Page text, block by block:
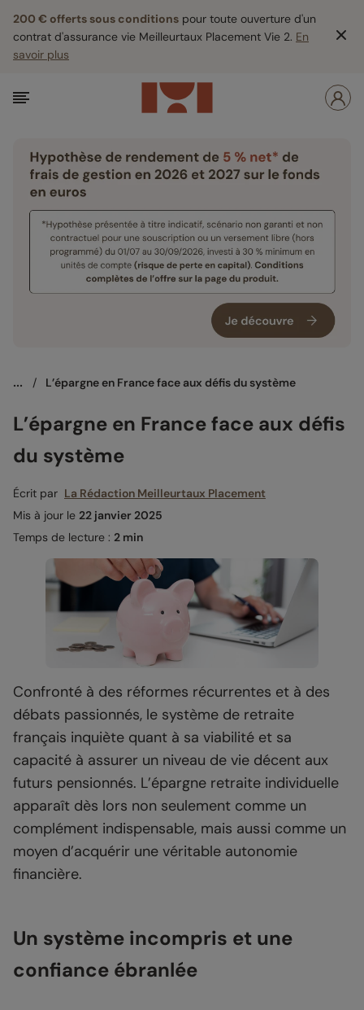
200 € offerts sous conditions pour toute ouverture d'un
contrat d'assurance vie Meilleurtaux Placement Vie 2. En
savoir plus
... / L’épargne en France face aux défis du système
L’épargne en France face aux défis
du système
Écrit par La Rédaction Meilleurtaux Placement
Mis à jour le 22 janvier 2025
Temps de lecture : 2 min
Confronté à des réformes récurrentes et à des
débats passionnés, le système de retraite
français inquiète quant à sa viabilité et sa
capacité à assurer un niveau de vie décent aux
futurs pensionnés. L’épargne retraite individuelle
apparaît dès lors non seulement comme un
complément indispensable, mais aussi comme un
moyen d’acquérir une véritable autonomie
financière.
Un système incompris et une
confiance ébranlée